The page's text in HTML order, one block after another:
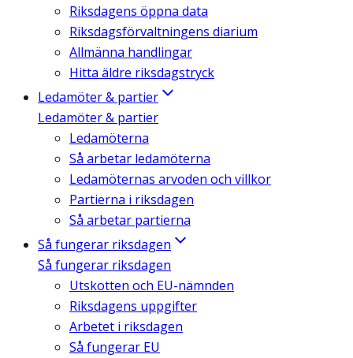
Riksdagens öppna data
Riksdagsförvaltningens diarium
Allmänna handlingar
Hitta äldre riksdagstryck
Ledamöter & partier
Ledamöter & partier
Ledamöterna
Så arbetar ledamöterna
Ledamöternas arvoden och villkor
Partierna i riksdagen
Så arbetar partierna
Så fungerar riksdagen
Så fungerar riksdagen
Utskotten och EU-nämnden
Riksdagens uppgifter
Arbetet i riksdagen
Så fungerar EU